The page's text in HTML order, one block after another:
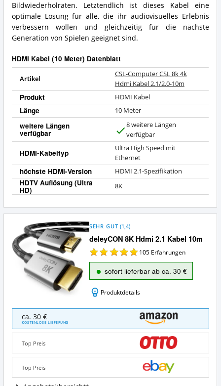
Bildwiederholraten. Letztendlich ist dieses Kabel eine
optimale Lösung für alle, die ihr audiovisuelles Erlebnis
verbessern wollen und gleichzeitig für die nächste
Generation von Spielen geeignet sind.
HDMI Kabel (10 Meter) Datenblatt
Artikel
CSL-Computer CSL 8k 4k
Hdmi Kabel 2.1/2.0-10m
Produkt HDMI Kabel
Länge 10 Meter
weitere Längen
verfügbar
a
8 weitere Längen
verfügbar
HDMI-Kabeltyp
Ultra High Speed mit
Ethernet
höchste HDMI-Version HDMI 2.1-Spezifikation
HDTV Auflösung (Ultra
HD) 8K
deleyCON 8K Hdmi 2.1 Kabel 10m
SEHR GUT (1,4)
105 Erfahrungen
sofort lieferbar ab ca. 30 €
Produktdetails
deleyCON
Hdmi
Kabel
10m
Angebote:
Wo
ist
ca. 30 €
KOSTENLOSE LIEFERUNG
Top Preis
Top Preis